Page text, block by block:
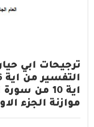
ترجيحات ابي
اية 10 من
موازنة الجزء